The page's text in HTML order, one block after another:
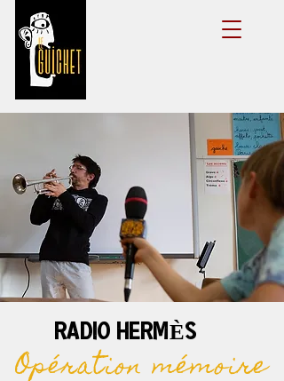
RADIO HERMÈS
Opération mémoire